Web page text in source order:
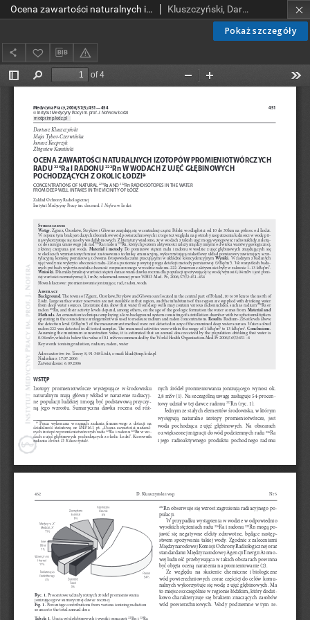
Pokaż szczegóły
Ocena zawartości naturalnych izotopów promieniotwórczych radu 226Ra i radonu 222Rn w wodach z ujęć głębinowych pochodzących z okolic Łodzi Kluszczyński, Dariusz; Tybor-Czerwińska, Maja; Kacprzyk, Janusz; Kamiński, Zbigniew